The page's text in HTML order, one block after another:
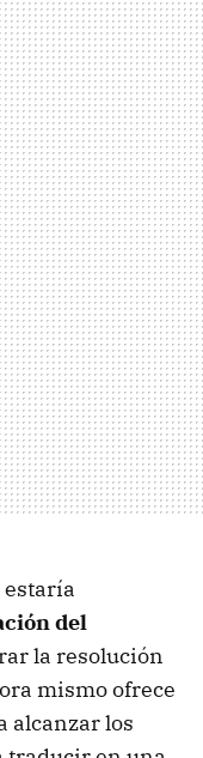
estaría
del
la resolución
mismo ofrece
alcanzar los